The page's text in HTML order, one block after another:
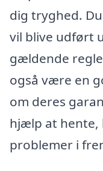
dig tryghed.
vil blive udført
gældende
også være en
om deres
hjælp at hente,
problemer i